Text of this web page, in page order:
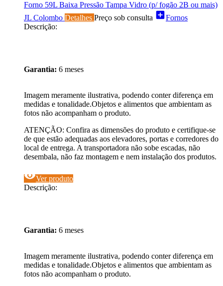
Forno 59L Baixa Pressão Tampa Vidro (p/ fogão 2B ou mais)
JL Colombo Detalhes Preço sob consulta add_boxFornos
Descrição:
Garantia: 6 meses
Imagem meramente ilustrativa, podendo conter diferença em
medidas e tonalidade.Objetos e alimentos que ambientam as
fotos não acompanham o produto.
ATENÇÃO: Confira as dimensões do produto e certifique-se
de que estão adequadas aos elevadores, portas e corredores do
local de entrega. A transportadora não sobe escadas, não
desembala, não faz montagem e nem instalação dos produtos.
visibilityVer produto
Descrição:
Garantia: 6 meses
Imagem meramente ilustrativa, podendo conter diferença em
medidas e tonalidade.Objetos e alimentos que ambientam as
fotos não acompanham o produto.